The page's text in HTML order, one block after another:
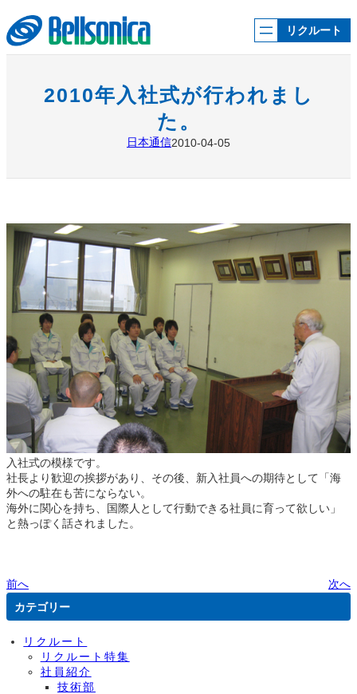
容
を
ス
リクルート
2010年入社式が行われまし
た。
日本通信2010-04-05
入社式の模様です。
社長より歓迎の挨拶があり、その後、新入社員への期待として「海
外への駐在も苦にならない。
海外に関心を持ち、国際人として行動できる社員に育って欲しい」
と熱っぽく話されました。
前へ
次へ
カテゴリー
リクルート
リクルート特集
社員紹介
技術部